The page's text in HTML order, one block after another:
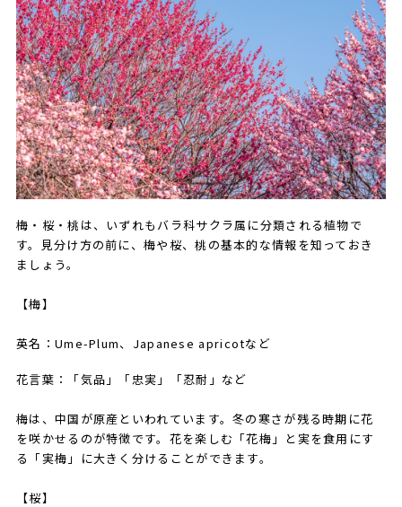
梅・桜・桃は、いずれもバラ科サクラ属に分類される植物で
す。見分け方の前に、梅や桜、桃の基本的な情報を知っておき
ましょう。
【梅】
英名：Ume-Plum、Japanese apricotなど
花言葉：「気品」「忠実」「忍耐」など
梅は、中国が原産といわれています。冬の寒さが残る時期に花
を咲かせるのが特徴です。花を楽しむ「花梅」と実を食用にす
る「実梅」に大きく分けることができます。
【桜】